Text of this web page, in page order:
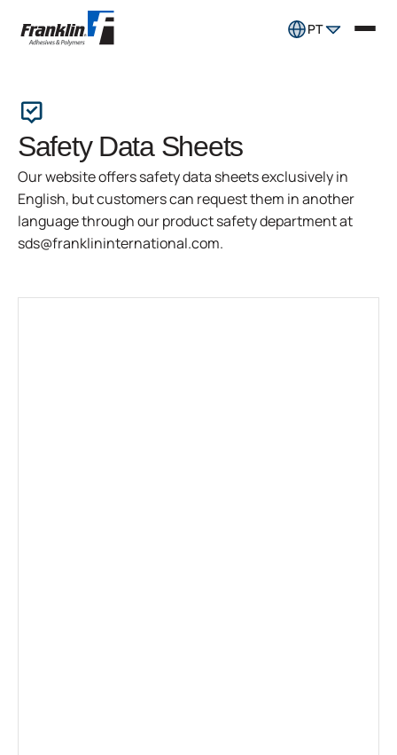
PT
Safety Data Sheets
Our website offers safety data sheets exclusively in
English, but customers can request them in another
language through our product safety department at
sds@franklininternational.com.